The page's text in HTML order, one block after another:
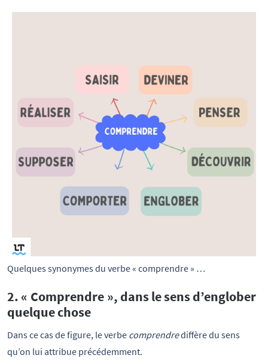
Quelques synonymes du verbe « comprendre » …
2. « Comprendre », dans le sens d’englober
quelque chose
Dans ce cas de figure, le verbe comprendrediffère du sens
qu’on lui attribue précédemment.